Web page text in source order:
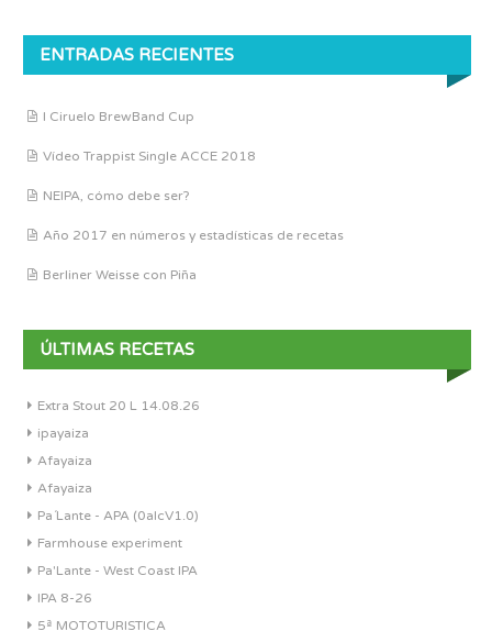
ENTRADAS RECIENTES
I Ciruelo BrewBand Cup
Vídeo Trappist Single ACCE 2018
NEIPA, cómo debe ser?
Año 2017 en números y estadísticas de recetas
Berliner Weisse con Piña
ÚLTIMAS RECETAS
Extra Stout 20 L 14.08.26
ipayaiza
Afayaiza
Afayaiza
Pa´Lante - APA (0alcV1.0)
Farmhouse experiment
Pa'Lante - West Coast IPA
IPA 8-26
5ª MOTOTURISTICA